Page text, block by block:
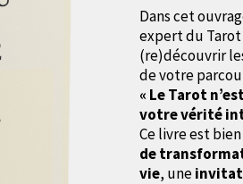
Dans cet
expert du Tarot
(re)découvrir
de votre
« Le Tarot
votre vérité
Ce livre est
de
vie, une